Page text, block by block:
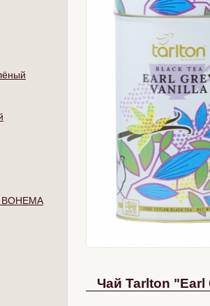
Чай Tarlton "Earl